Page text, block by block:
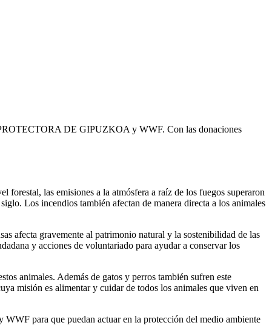
DE GIPUZKOA y WWF. Con las donaciones
forestal, las emisiones a la atmósfera a raíz de los fuegos superaron
Los incendios también afectan de manera directa a los animales
afecta gravemente al patrimonio natural y la sostenibilidad de las
y acciones de voluntariado para ayudar a conservar los
animales. Además de gatos y perros también sufren este
misión es alimentar y cuidar de todos los animales que viven en
para que puedan actuar en la protección del medio ambiente